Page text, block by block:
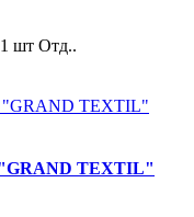
Отд..
"GRAND TEXTIL"